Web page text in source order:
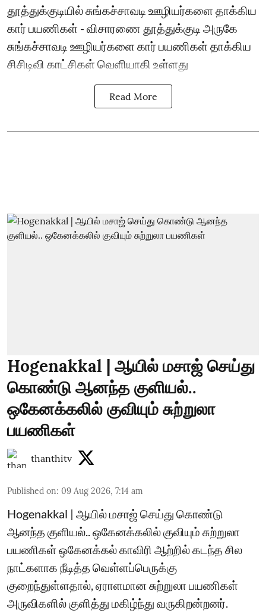
தூத்துக்குடியில் சுங்கச்சாவடி ஊழியர்களை தாக்கிய
கார் பயணிகள் - விசாரணை தூத்துக்குடி அருகே
சுங்கச்சாவடி ஊழியர்களை கார் பயணிகள் தாக்கிய
சிசிடிவி காட்சிகள் வெளியாகி உள்ளது
Read More
Hogenakkal | ஆயில் மசாஜ் செய்து
கொண்டு ஆனந்த குளியல்..
ஒகேனக்கலில் குவியும் சுற்றுலா
பயணிகள்
thanthitv
Published on: 09 Aug 2026, 7:14 am
Hogenakkal | ஆயில் மசாஜ் செய்து கொண்டு
ஆனந்த குளியல்.. ஒகேனக்கலில் குவியும் சுற்றுலா
பயணிகள் ஒகேனக்கல் காவிரி ஆற்றில் கடந்த சில
நாட்களாக நீடித்த வெள்ளப்பெருக்கு
குறைந்துள்ளதால், ஏராளமான சுற்றுலா பயணிகள்
அருவிகளில் குளித்து மகிழ்ந்து வருகிறன்றனர்.